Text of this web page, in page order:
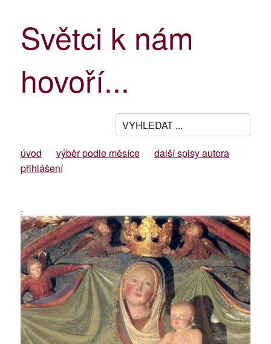
Světci k nám
hovoří...
úvod výběr podle měsíce
další spisy autora
přihlášení
-